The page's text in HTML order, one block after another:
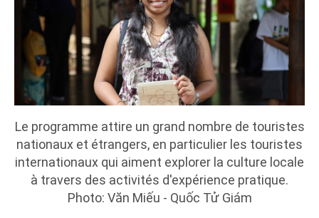
Le programme attire un grand nombre de touristes
nationaux et étrangers, en particulier les touristes
internationaux qui aiment explorer la culture locale
à travers des activités d'expérience pratique.
Photo: Văn Miếu - Quốc Tử Giám